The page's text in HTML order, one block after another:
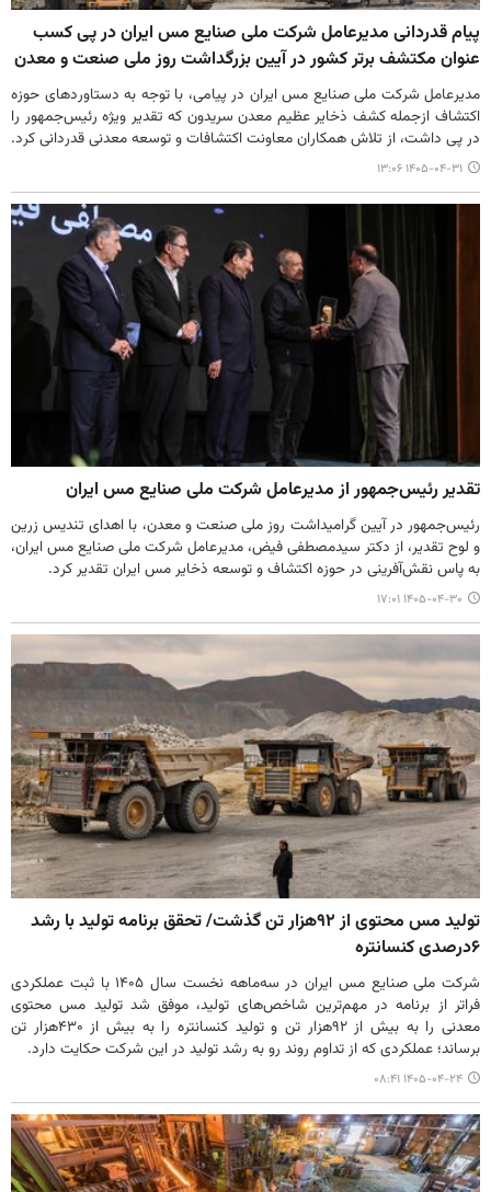
پیام قدردانی مدیرعامل شرکت ملی صنایع مس ایران در پی کسب
عنوان مکتشف برتر کشور در آیین بزرگداشت روز ملی صنعت و معدن
مدیرعامل شرکت ملی صنایع مس ایران در پیامی، با توجه به دستاوردهای حوزه
اکتشاف ازجمله کشف ذخایر عظیم معدن سریدون که تقدیر ویژه رئیس‌جمهور را
در پی داشت، از تلاش همکاران معاونت اکتشافات و توسعه معدنی قدردانی کرد.
۱۴۰۵-۰۴-۳۱ ۱۳:۰۶
تقدیر رئیس‌جمهور از مدیرعامل شرکت ملی صنایع مس ایران
رئیس‌جمهور در آیین گرامیداشت روز ملی صنعت و معدن، با اهدای تندیس زرین
و لوح تقدیر، از دکتر سیدمصطفی فیض، مدیرعامل شرکت ملی صنایع مس ایران،
به پاس نقش‌آفرینی در حوزه اکتشاف و توسعه ذخایر مس ایران تقدیر کرد.
۱۴۰۵-۰۴-۳۰ ۱۷:۰۱
تولید مس محتوی از ۹۲هزار تن گذشت/ تحقق برنامه تولید با رشد
۶درصدی کنسانتره
شرکت ملی صنایع مس ایران در سه‌ماهه نخست سال ۱۴۰۵ با ثبت عملکردی
فراتر از برنامه در مهم‌ترین شاخص‌های تولید، موفق شد تولید مس محتوی
معدنی را به بیش از ۹۲هزار تن و تولید کنسانتره را به بیش از ۴۳۰هزار تن
برساند؛ عملکردی که از تداوم روند رو به رشد تولید در این شرکت حکایت دارد.
۱۴۰۵-۰۴-۲۴ ۰۸:۴۱